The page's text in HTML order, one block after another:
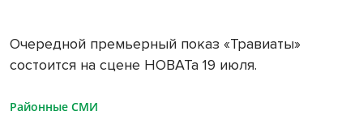
Очередной премьерный показ «Травиаты»
состоится на сцене НОВАТа 19 июля.
Районные СМИ